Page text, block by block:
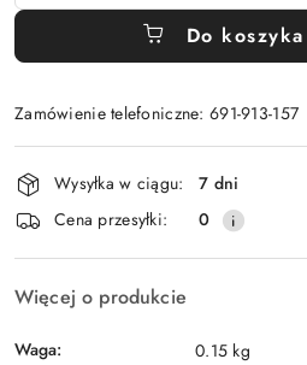
Do koszyka
Zamówienie telefoniczne: 691-913-157
Wyślij
Dostępność
i
dostawa
Wysyłka w ciągu:
7 dni
Cena przesyłki:
0
Więcej o produkcie
Waga: 0.15 kg